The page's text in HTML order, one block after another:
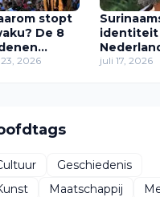
stopt
De 8
het
2026
identiteit
zoektocht
juli 17, 2026
Geschiedenis
Maatschappij